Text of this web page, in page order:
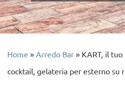
Home » Arredo Bar » KART, il tuo
cocktail, gelateria per esterno su